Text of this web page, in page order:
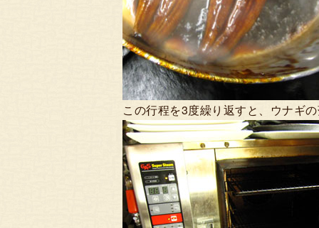
この行程を3度繰り返すと、ウナギ